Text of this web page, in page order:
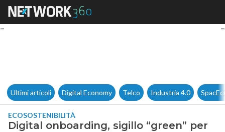
Digital onboarding, sigillo
Ultimi articoli Digital Economy Telco Industria 4.0
ECOSOSTENIBILITÀ
Digital onboarding, sigillo “green” per